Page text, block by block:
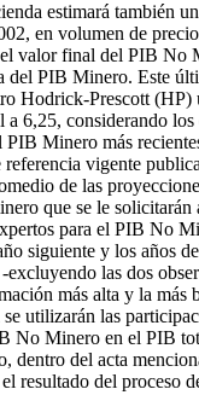
estimará también
en volumen de
valor final del PIB No
del PIB Minero. Este
Hodrick-Prescott (HP)
a 6,25, considerando los
PIB Minero más
vigente
de las
que se le solicitarán
para el PIB No
siguiente y los años
las dos
más alta y la más
utilizarán las
No Minero en el PIB
dentro del acta
resultado del proceso